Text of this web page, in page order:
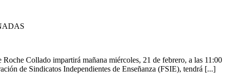
Collado impartirá mañana miércoles, 21 de febrero, a las 11:00
de Sindicatos Independientes de Enseñanza (FSIE), tendrá [...]